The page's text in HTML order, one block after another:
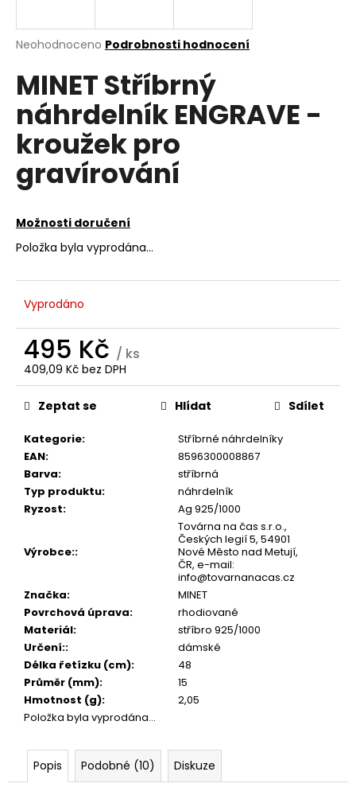
Průměrné
produktu
je
5
hvězdiček.
Neohodnoceno Podrobnosti hodnocení
MINET Stříbrný
náhrdelník ENGRAVE -
kroužek pro
gravírování
Možnosti doručení
Položka byla vyprodána…
Vyprodáno
495 Kč / ks
409,09 Kč bez DPH
Měrná
cena:
Kategorie:
Stříbrné náhrdelníky
EAN:
8596300008867
Barva:
stříbrná
Typ produktu:
náhrdelník
Ryzost: Ag 925/1000
Výrobce::
Továrna na čas s.r.o.,
Českých legií 5, 54901
Nové Město nad Metují,
ČR, e-mail:
info@tovarnanacas.cz
Značka:
MINET
Povrchová úprava:
rhodiované
Materiál:
stříbro 925/1000
Určení::
dámské
Délka řetízku (cm):
48
Průměr (mm):
15
Hmotnost (g):
2,05
Položka byla vyprodána…
Zeptat se Hlídat Sdílet
Popis Podobné (10) Diskuze
j
t
?
HLEDAT
D
o
r
č
u
e
e